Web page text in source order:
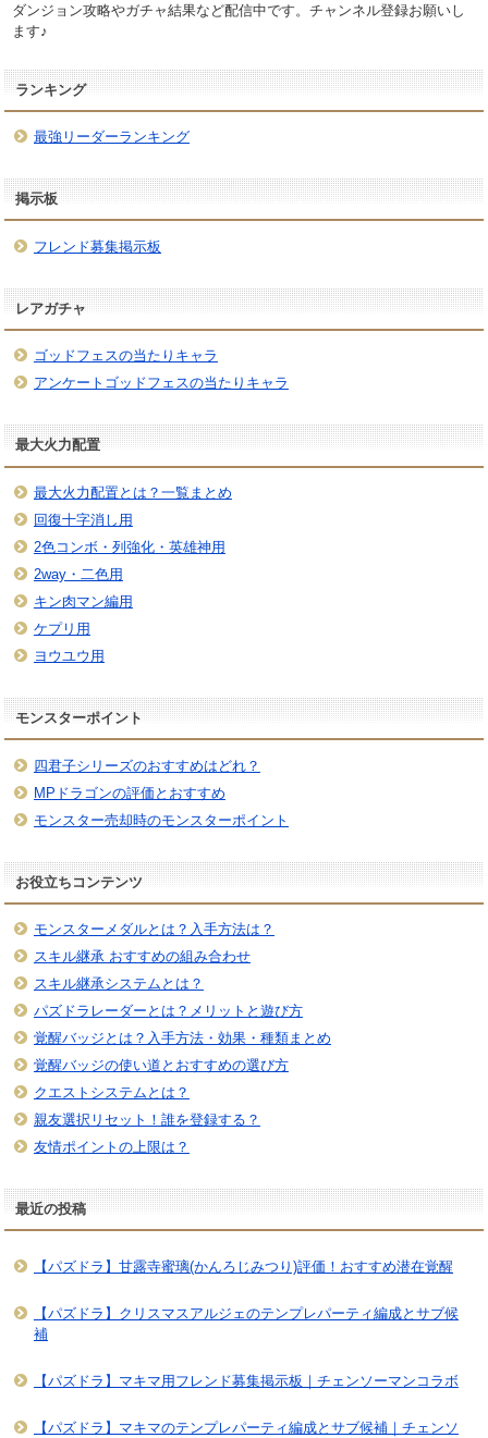
ダンジョン攻略やガチャ結果など配信中です。チャンネル登録お願いし
ます♪
ランキング
最強リーダーランキング
掲示板
フレンド募集掲示板
レアガチャ
ゴッドフェスの当たりキャラ
アンケートゴッドフェスの当たりキャラ
最大火力配置
最大火力配置とは？一覧まとめ
回復十字消し用
2色コンボ・列強化・英雄神用
2way・二色用
キン肉マン編用
ケプリ用
ヨウユウ用
モンスターポイント
四君子シリーズのおすすめはどれ？
MPドラゴンの評価とおすすめ
モンスター売却時のモンスターポイント
お役立ちコンテンツ
モンスターメダルとは？入手方法は？
スキル継承 おすすめの組み合わせ
スキル継承システムとは？
パズドラレーダーとは？メリットと遊び方
覚醒バッジとは？入手方法・効果・種類まとめ
覚醒バッジの使い道とおすすめの選び方
クエストシステムとは？
親友選択リセット！誰を登録する？
友情ポイントの上限は？
最近の投稿
【パズドラ】甘露寺蜜璃(かんろじみつり)評価！おすすめ潜在覚醒
【パズドラ】クリスマスアルジェのテンプレパーティ編成とサブ候
補
【パズドラ】マキマ用フレンド募集掲示板｜チェンソーマンコラボ
【パズドラ】マキマのテンプレパーティ編成とサブ候補｜チェンソ